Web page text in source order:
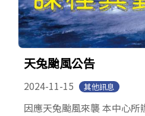
天兔颱風公告
2024-11-15 其他訊息
因應天兔颱風來襲 本中心所